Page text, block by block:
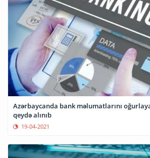
Azərbaycanda bank məlumatlarını
qeydə alınıb
19-04-2021